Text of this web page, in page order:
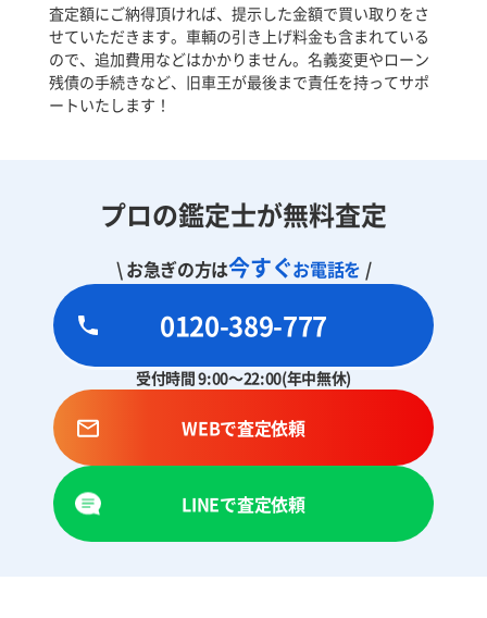
査定額にご納得頂ければ、提示した金額で買い取りをさ
せていただきます。車輌の引き上げ料金も含まれている
ので、追加費用などはかかりません。名義変更やローン
残債の手続きなど、旧車王が最後まで責任を持ってサポ
ートいたします！
プロの鑑定士が無料査定
\ お急ぎの方は今すぐお電話を /
0120-389-777
受付時間 9:00～22:00(年中無休)
WEBで査定依頼
LINEで査定依頼